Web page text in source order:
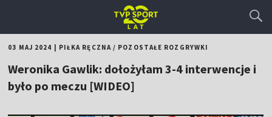
03 MAJ 2024 PIŁKA RĘCZNA/ POZOSTAŁE ROZGRYWKI
Weronika Gawlik: dołożyłam 3-4 interwencje i
było po meczu [WIDEO]